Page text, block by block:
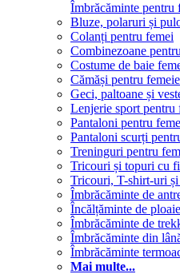
Îmbrăcăminte pentru
Bluze, polaruri și
Colanți pentru femei
Combinezoane
Costume de baie
Cămăși pentru femeie
Geci, paltoane și
Lenjerie sport pentru
Pantaloni pentru
Pantaloni scurți
Treninguri pentru
Tricouri și topuri cu
Tricouri, T-shirt-uri
Îmbrăcăminte de
Încălțăminte de
Îmbrăcăminte de
Îmbrăcăminte din
Îmbrăcăminte
Mai multe...